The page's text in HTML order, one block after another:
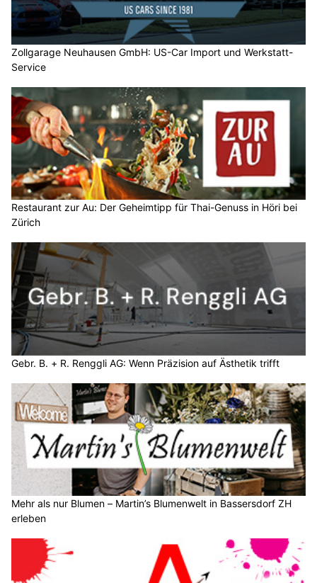
Zollgarage Neuhausen GmbH: US-Car Import und Werkstatt-
Service
Restaurant zur Au: Der Geheimtipp für Thai-Genuss in Höri bei
Zürich
Gebr. B. + R. Renggli AG: Wenn Präzision auf Ästhetik trifft
Mehr als nur Blumen – Martin’s Blumenwelt in Bassersdorf ZH
erleben